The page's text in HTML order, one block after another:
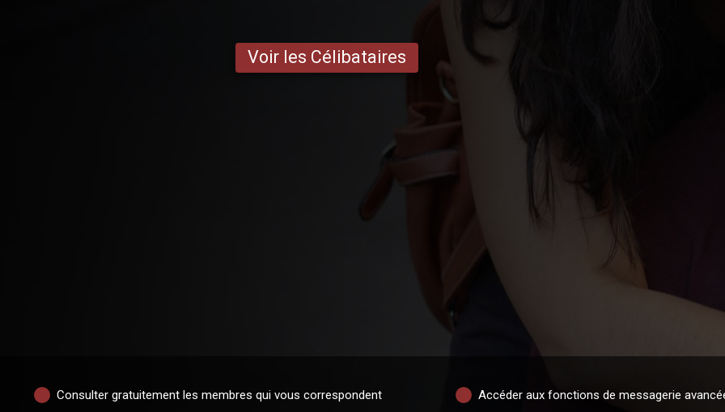
Voir les Célibataires
Consulter gratuitement les membres qui vous correspondent Accéder aux fonctions de messagerie